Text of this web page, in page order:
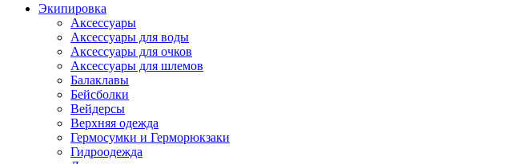
Экипировка
Аксессуары
Аксессуары для воды
Аксессуары для очков
Аксессуары для шлемов
Балаклавы
Бейсболки
Вейдерсы
Верхняя одежда
Гермосумки и Герморюкзаки
Гидроодежда